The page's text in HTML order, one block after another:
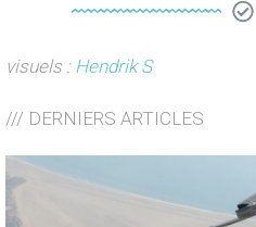
visuels : Hendrik S
/// DERNIERS ARTICLES